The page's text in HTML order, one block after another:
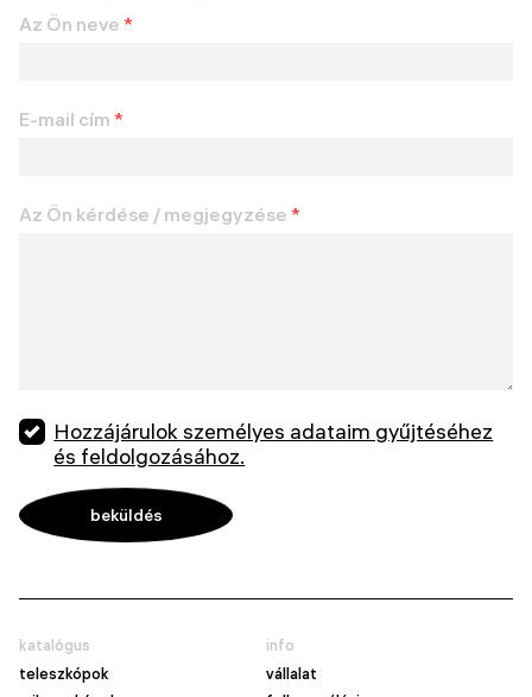
Az Ön neve *
E-mail cím *
Az Ön kérdése / megjegyzése *
Hozzájárulok személyes adataim gyűjtéséhez
és feldolgozásához.
katalógus
teleszkópok
info
vállalat